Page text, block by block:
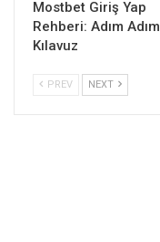
Mostbet Giriş Yap
Rehberi: Adım Adım
Kılavuz
PREV NEXT